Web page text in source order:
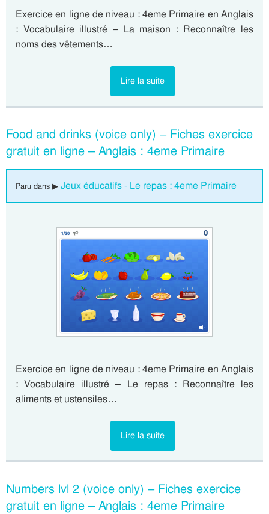
Exercice en ligne de niveau : 4eme Primaire en Anglais
: Vocabulaire illustré – La maison : Reconnaître les
noms des vêtements…
Lire la suite
Food and drinks (voice only) – Fiches exercice
gratuit en ligne – Anglais : 4eme Primaire
Paru dans ▶ Jeux éducatifs - Le repas : 4eme Primaire
Exercice en ligne de niveau : 4eme Primaire en Anglais
: Vocabulaire illustré – Le repas : Reconnaître les
aliments et ustensiles…
Lire la suite
Numbers lvl 2 (voice only) – Fiches exercice
gratuit en ligne – Anglais : 4eme Primaire